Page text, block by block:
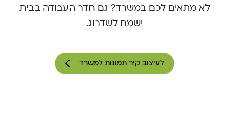
לא מתאים לכם במשרד? גם חדר העבודה בבית
ישמח לשדרוג.
לעיצוב קיר תמונות למשרד